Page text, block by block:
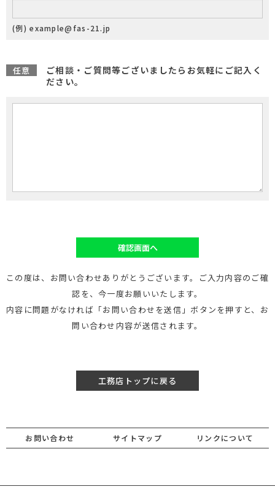
(例) example@fas-21.jp
任意
ご相談・ご質問等ございましたらお気軽にご記入く
ださい。
確認画面へ
この度は、お問い合わせありがとうございます。ご入力内容のご確
認を、今一度お願いいたします。
内容に問題がなければ「お問い合わせを送信」ボタンを押すと、お
問い合わせ内容が送信されます。
工務店トップに戻る
お問い合わせ サイトマップ リンクについて